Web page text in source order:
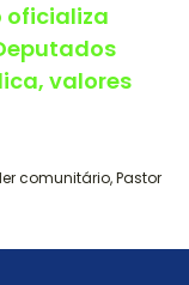
oficializa
valores
comunitário, Pastor